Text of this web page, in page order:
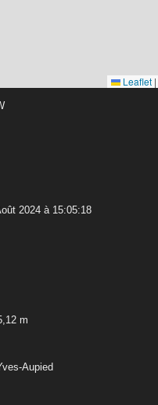
Leaflet |
2024 à 15:05:18
m
Aupied